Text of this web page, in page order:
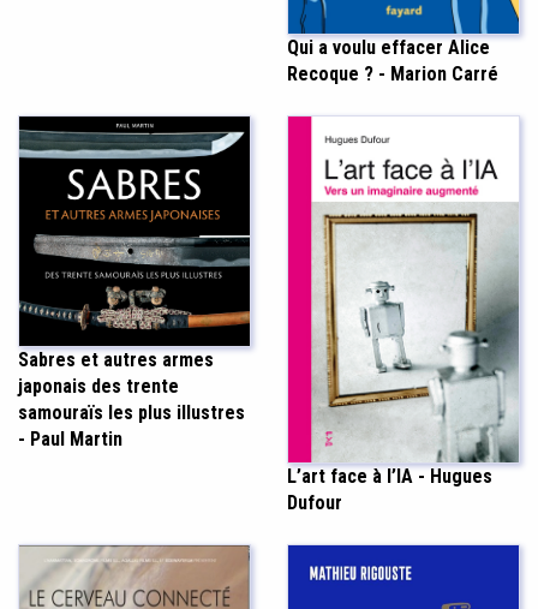
Qui a voulu effacer Alice
Recoque ? - Marion Carré
Sabres et autres armes
japonais des trente
samouraïs les plus illustres
- Paul Martin
L’art face à l’IA - Hugues
Dufour